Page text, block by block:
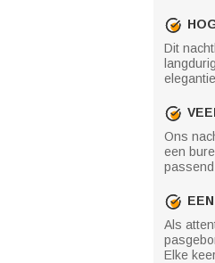
Dit
Ons
een
Als
Elke